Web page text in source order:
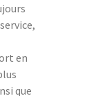
en
que